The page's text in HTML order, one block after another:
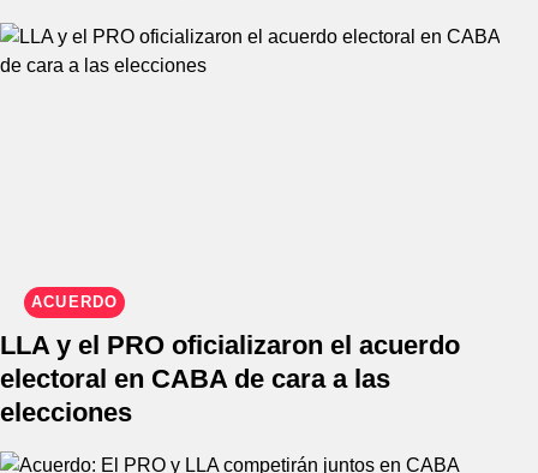
ACUERDO
LLA y el PRO oficializaron el acuerdo
electoral en CABA de cara a las
elecciones